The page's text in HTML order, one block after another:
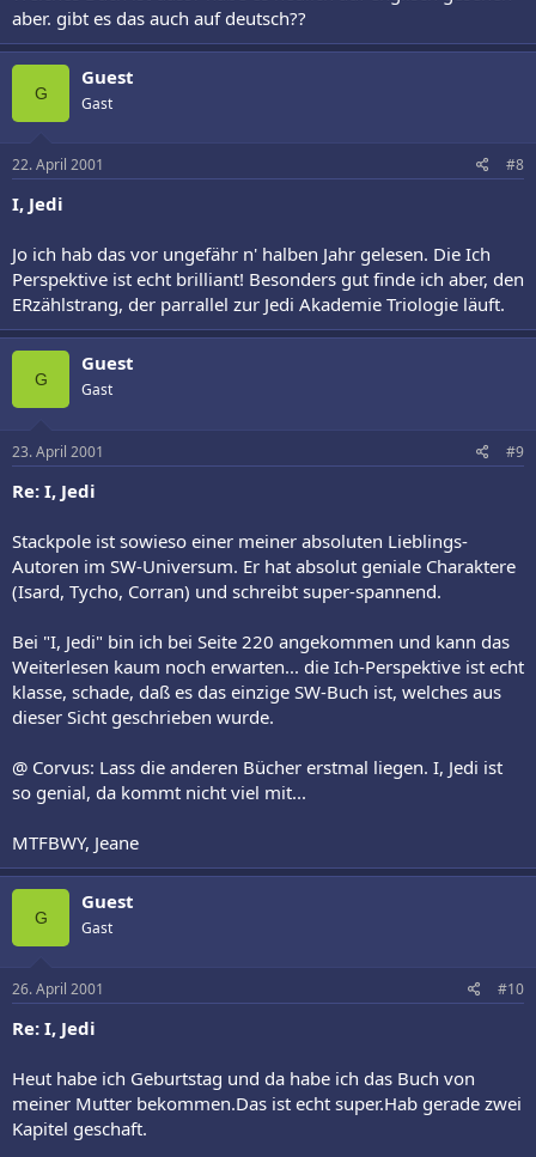
aber. gibt es das auch auf deutsch??
G
Guest
Gast
22. April 2001 #8
I, Jedi
Jo ich hab das vor ungefähr n' halben Jahr gelesen. Die Ich
Perspektive ist echt brilliant! Besonders gut finde ich aber, den
ERzählstrang, der parrallel zur Jedi Akademie Triologie läuft.
G
Guest
Gast
23. April 2001 #9
Re: I, Jedi
Stackpole ist sowieso einer meiner absoluten Lieblings-
Autoren im SW-Universum. Er hat absolut geniale Charaktere
(Isard, Tycho, Corran) und schreibt super-spannend.
Bei "I, Jedi" bin ich bei Seite 220 angekommen und kann das
Weiterlesen kaum noch erwarten... die Ich-Perspektive ist echt
klasse, schade, daß es das einzige SW-Buch ist, welches aus
dieser Sicht geschrieben wurde.
@ Corvus: Lass die anderen Bücher erstmal liegen. I, Jedi ist
so genial, da kommt nicht viel mit...
MTFBWY, Jeane
G
Guest
Gast
26. April 2001 #10
Re: I, Jedi
Heut habe ich Geburtstag und da habe ich das Buch von
meiner Mutter bekommen.Das ist echt super.Hab gerade zwei
Kapitel geschaft.